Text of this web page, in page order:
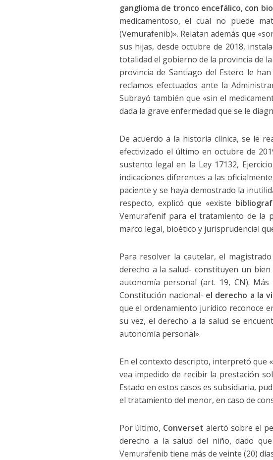
ganglioma de tronco encefálico, con
medicamentoso, el cual no puede
(Vemurafenib)». Relatan además que
sus hijas, desde octubre de 2018,
totalidad el gobierno de la provincia de
provincia de Santiago del Estero le
reclamos efectuados ante la
Subrayó también que «sin el
dada la grave enfermedad que se le
De acuerdo a la historia clínica, se le
efectivizado el último en octubre de
sustento legal en la Ley 17132,
indicaciones diferentes a las
paciente y se haya demostrado la
respecto, explicó que «existe
Vemurafenif para el tratamiento de la
marco legal, bioético y jurisprudencial
Para resolver la cautelar, el
derecho a la salud- constituyen un
autonomía personal (art. 19, CN).
Constitución nacional- el derecho a la
que el ordenamiento jurídico reconoce
su vez, el derecho a la salud se
autonomía personal».
En el contexto descripto, interpretó que
vea impedido de recibir la prestación
Estado en estos casos es subsidiaria,
el tratamiento del menor, en caso de
Por último, Converset alertó sobre el
derecho a la salud del niño, dado
Vemurafenib tiene más de veinte (20)